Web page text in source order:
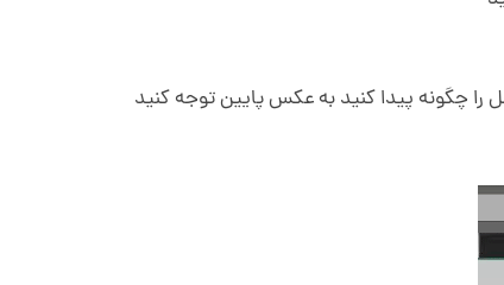
چگونه پیدا کنید به عکس پایین توجه کنید